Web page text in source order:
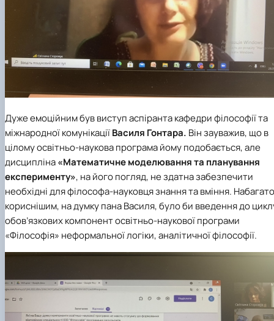
Дуже емоційним був виступ аспіранта кафедри філософії та
міжнародної комунікаціїВасиля Гонтара. Він зауважив, що в
цілому освітньо-наукова програма йому подобається, але
дисципліна«Математичне моделювання та планування
експерименту», на його погляд, не здатна забезпечити
необхідні для філософа-науковця знання та вміння. Набагато
кориснішим, на думку пана Василя, було би введення до
обов’язкових компонент освітньо-наукової програми
«Філософія» неформальної логіки, аналітичної філософії.